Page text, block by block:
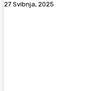
27 Svibnja, 2025